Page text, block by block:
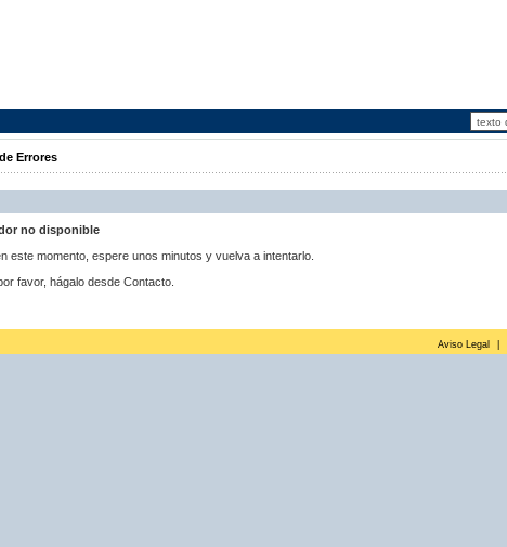
Errores
no disponible
este momento, espere unos minutos y vuelva a intentarlo.
favor, hágalo desde Contacto.
Aviso Legal